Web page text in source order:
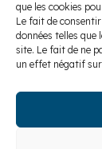
que les cookies
Le fait de
données telles
site. Le fait de ne
un effet négatif